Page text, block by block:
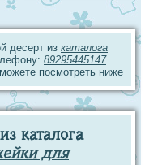
десерт из каталога
89295445147
посмотреть ниже
каталога
для